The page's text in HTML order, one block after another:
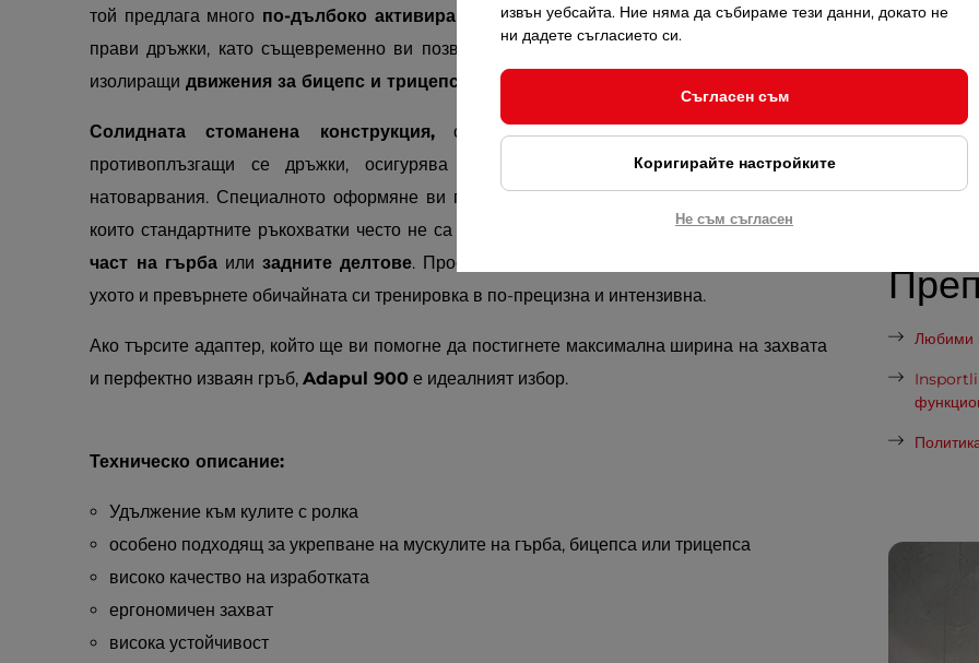
той предлага много по-дълбоко активиране на гърба всравнение с традиционните
прави дръжки, като същевременно ви позволява да изпълнявате удобно набирания и
изолиращи движения за бицепс и трицепс
Солидната стоманена конструкция,съчетана страйно PVC покритиеи
противоплъзгащи се дръжки, осигурява здраво захващане дори при по-големи
натоварвания. Специалното оформяне ви позволява да ангажирате мускулни зони, за
които стандартните ръкохватки често не са достатъчни - особено
средната и долната
част на гърба или задните делтове. Просто го закрепете към ролката с помощта на
ухото и превърнете обичайната си тренировка в по-прецизна и интензивна.
Ако търсите адаптер, който ще ви помогне да постигнете максимална ширина на захвата
и перфектно изваян гръб, Adapul 900 е идеалният избор.
Техническо описание:
Удължение към кулите с ролка
особено подходящ за укрепване на мускулите на гърба, бицепса или трицепса
високо качество на изработката
ергономичен захват
висока устойчивост
Как да
Как да
Любими
извън уебсайта. Ние няма да събираме тези данни, докато не
ни дадете съгласието си.
Съгласен съм
Коригирайте настройките
Не съм съгласен